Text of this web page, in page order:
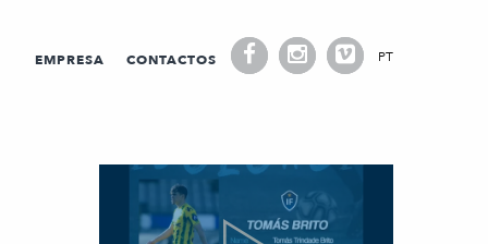
EMPRESA CONTACTOS PT